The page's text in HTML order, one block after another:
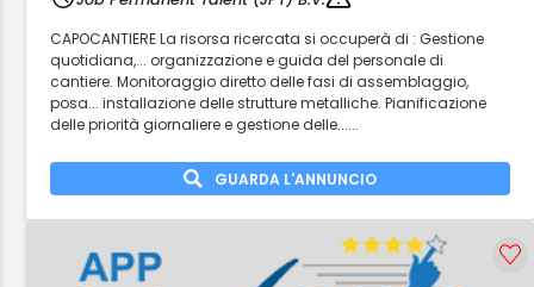
CAPOCANTIERE La risorsa ricercata si occuperà di : Gestione
quotidiana,... organizzazione e guida del personale di
cantiere. Monitoraggio diretto delle fasi di assemblaggio,
posa... installazione delle strutture metalliche. Pianificazione
delle priorità giornaliere e gestione delle......
GUARDA L'ANNUNCIO